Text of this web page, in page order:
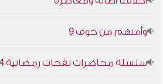
وأمنهم من خوف 9